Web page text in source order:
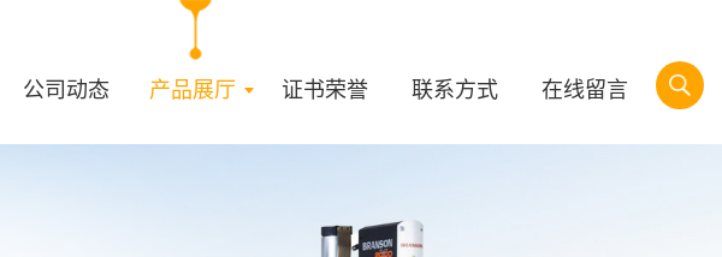
公司动态 产品展厅 证书荣誉 联系方式 在线留言